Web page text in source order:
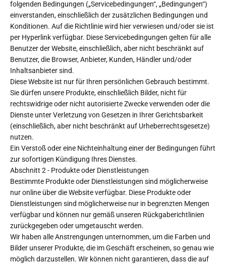
folgenden Bedingungen („Servicebedingungen“, „Bedingungen“)
einverstanden, einschließlich der zusätzlichen Bedingungen und
Konditionen. Auf die Richtlinie wird hier verwiesen und/oder sie ist
per Hyperlink verfügbar. Diese Servicebedingungen gelten für alle
Benutzer der Website, einschließlich, aber nicht beschränkt auf
Benutzer, die Browser, Anbieter, Kunden, Händler und/oder
Inhaltsanbieter sind.
Diese Website ist nur für Ihren persönlichen Gebrauch bestimmt.
Sie dürfen unsere Produkte, einschließlich Bilder, nicht für
rechtswidrige oder nicht autorisierte Zwecke verwenden oder die
Dienste unter Verletzung von Gesetzen in Ihrer Gerichtsbarkeit
(einschließlich, aber nicht beschränkt auf Urheberrechtsgesetze)
nutzen.
Ein Verstoß oder eine Nichteinhaltung einer der Bedingungen führt
zur sofortigen Kündigung Ihres Dienstes.
Abschnitt 2 - Produkte oder Dienstleistungen
Bestimmte Produkte oder Dienstleistungen sind möglicherweise
nur online über die Website verfügbar. Diese Produkte oder
Dienstleistungen sind möglicherweise nur in begrenzten Mengen
verfügbar und können nur gemäß unseren Rückgaberichtlinien
zurückgegeben oder umgetauscht werden.
Wir haben alle Anstrengungen unternommen, um die Farben und
Bilder unserer Produkte, die im Geschäft erscheinen, so genau wie
möglich darzustellen. Wir können nicht garantieren, dass die auf